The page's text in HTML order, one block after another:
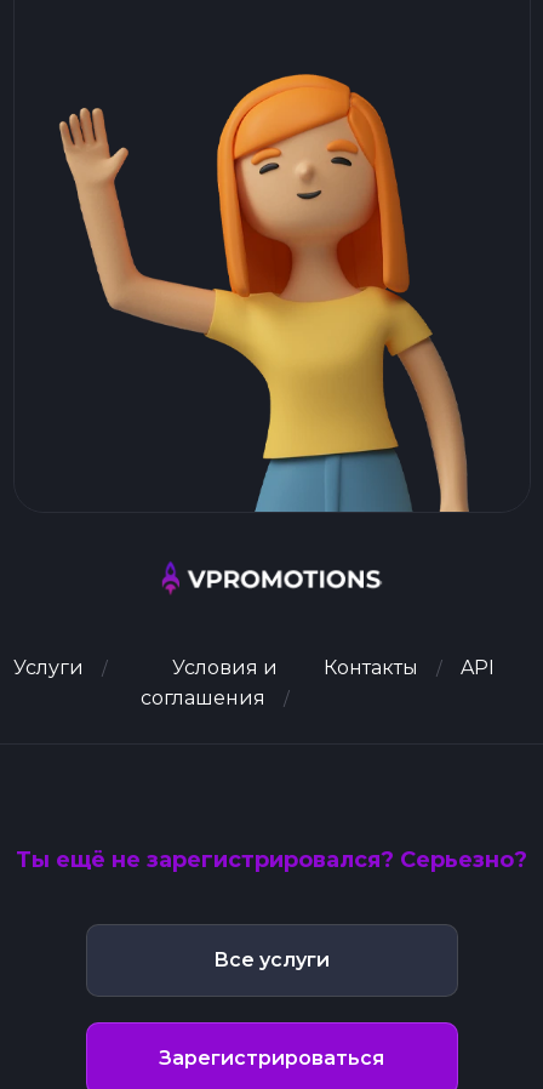
Услуги
Условия и
соглашения
Контакты API
Ты ещё не зарегистрировался? Серьезно?
Все услуги
Зарегистрироваться